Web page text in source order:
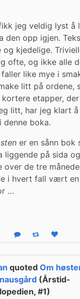
jeg veldig lyst å
den opp igjen.
og kjedelige.
ofte, og ikke alle
like mye i
litt på ordene,
etapper,
litt, har jeg klart
denne boka.
er en sånn bok
på sida
over de tre
i hvert fall vært en
…
Reply Boost status
Like
quoted Om
(Årstid-
#1)